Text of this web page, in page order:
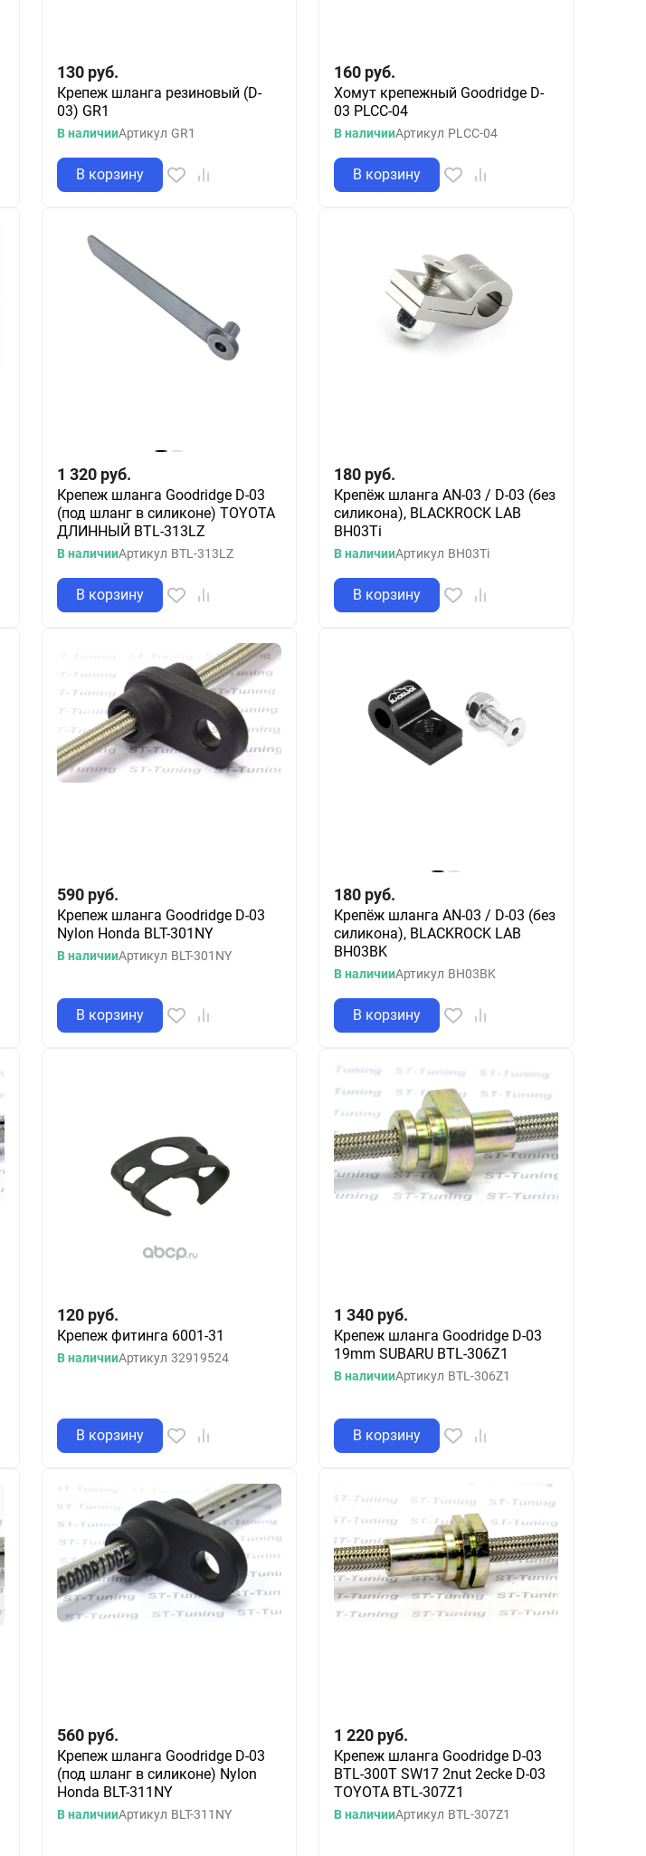
130 руб.
Крепеж шланга резиновый (D-
03) GR1
В наличииАртикул GR1
В корзину
160 руб.
Хомут крепежный Goodridge D-
03 PLCC-04
В наличииАртикул PLCC-04
В корзину
1 320 руб.
Крепеж шланга Goodridge D-03
(под шланг в силиконе) TOYOTA
ДЛИННЫЙ BTL-313LZ
В наличииАртикул BTL-313LZ
В корзину
180 руб.
Крепёж шланга AN-03 / D-03 (без
силикона), BLACKROCK LAB
BH03Ti
В наличииАртикул BH03Ti
В корзину
590 руб.
Крепеж шланга Goodridge D-03
Nylon Honda BLT-301NY
В наличииАртикул BLT-301NY
В корзину
180 руб.
Крепёж шланга AN-03 / D-03 (без
силикона), BLACKROCK LAB
BH03BK
В наличииАртикул BH03BK
В корзину
120 руб.
Крепеж фитинга 6001-31
В наличииАртикул 32919524
В корзину
1 340 руб.
Крепеж шланга Goodridge D-03
19mm SUBARU BTL-306Z1
В наличииАртикул BTL-306Z1
В корзину
560 руб.
Крепеж шланга Goodridge D-03
(под шланг в силиконе) Nylon
Honda BLT-311NY
В наличииАртикул BLT-311NY
1 220 руб.
Крепеж шланга Goodridge D-03
BTL-300T SW17 2nut 2ecke D-03
TOYOTA BTL-307Z1
В наличииАртикул BTL-307Z1